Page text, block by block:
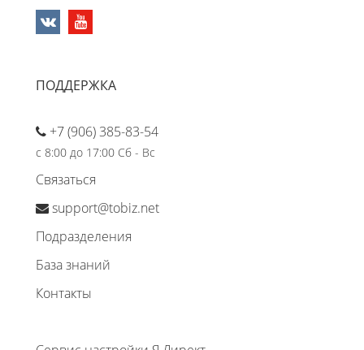
ПОДДЕРЖКА
+7 (906) 385-83-54
с 8:00 до 17:00 Сб - Вс
Связаться
support@tobiz.net
Подразделения
База знаний
Контакты